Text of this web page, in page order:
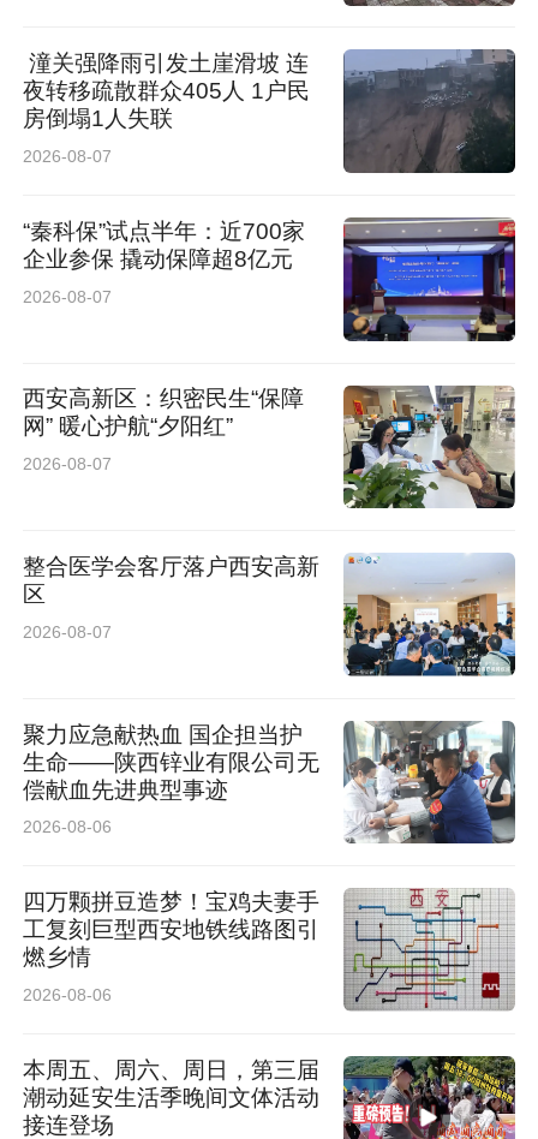
当下中高端大屏市场内卷加剧，只有贴合用户真
实需求的产品，才能收获认可、站稳市场，这也
是整个电视行业长久发展的主流方向。
潼关强降雨引发土崖滑坡 连
夜转移疏散群众405人 1户民
房倒塌1人失联
2026-08-07
“秦科保”试点半年：近700家
企业参保 撬动保障超8亿元
2026-08-07
西安高新区：织密民生“保障
网” 暖心护航“夕阳红”
2026-08-07
整合医学会客厅落户西安高新
区
2026-08-07
聚力应急献热血 国企担当护
生命——陕西锌业有限公司无
偿献血先进典型事迹
2026-08-06
四万颗拼豆造梦！宝鸡夫妻手
工复刻巨型西安地铁线路图引
燃乡情
2026-08-06
本周五、周六、周日，第三届
潮动延安生活季晚间文体活动
接连登场